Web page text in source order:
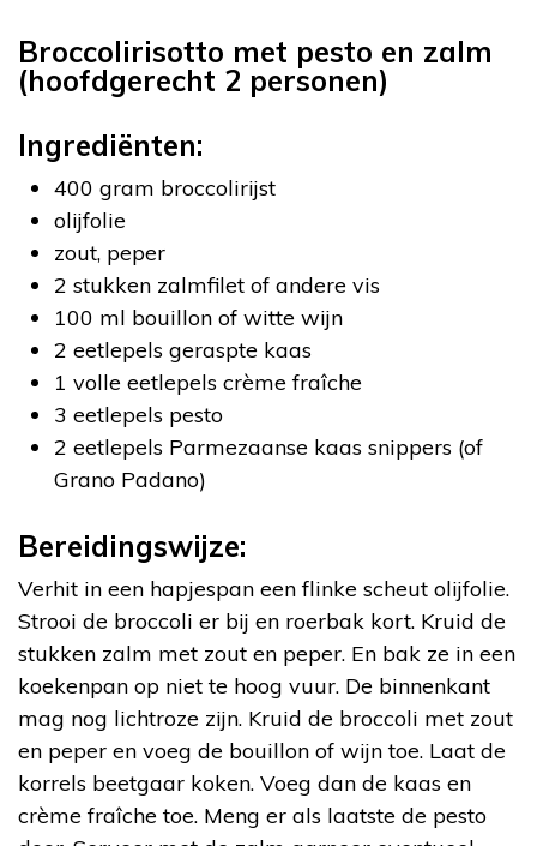
Broccolirisotto met pesto en zalm
(hoofdgerecht 2 personen)
Ingrediënten:
400 gram broccolirijst
olijfolie
zout, peper
2 stukken zalmfilet of andere vis
100 ml bouillon of witte wijn
2 eetlepels geraspte kaas
1 volle eetlepels crème fraîche
3 eetlepels pesto
2 eetlepels Parmezaanse kaas snippers (of
Grano Padano)
Bereidingswijze:
Verhit in een hapjespan een flinke scheut olijfolie.
Strooi de broccoli er bij en roerbak kort. Kruid de
stukken zalm met zout en peper. En bak ze in een
koekenpan op niet te hoog vuur. De binnenkant
mag nog lichtroze zijn. Kruid de broccoli met zout
en peper en voeg de bouillon of wijn toe. Laat de
korrels beetgaar koken. Voeg dan de kaas en
crème fraîche toe. Meng er als laatste de pesto